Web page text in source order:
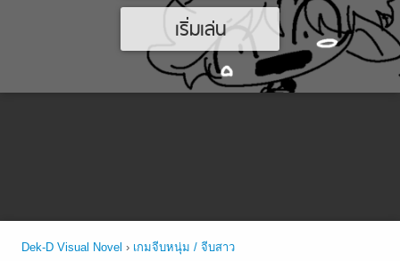
เริ่มเล่น
Dek-D Visual Novel › เกมจีบหนุ่ม / จีบสาว